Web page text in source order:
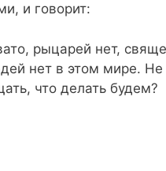
и говорит:
рыцарей нет,
нет в этом мире. Не
что делать будем?